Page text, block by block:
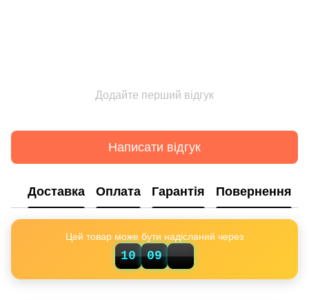
Додайте перший відгук
Написати відгук
Доставка Оплата Гарантія Повернення
Цей товар може бути надісланий через
10 09 13